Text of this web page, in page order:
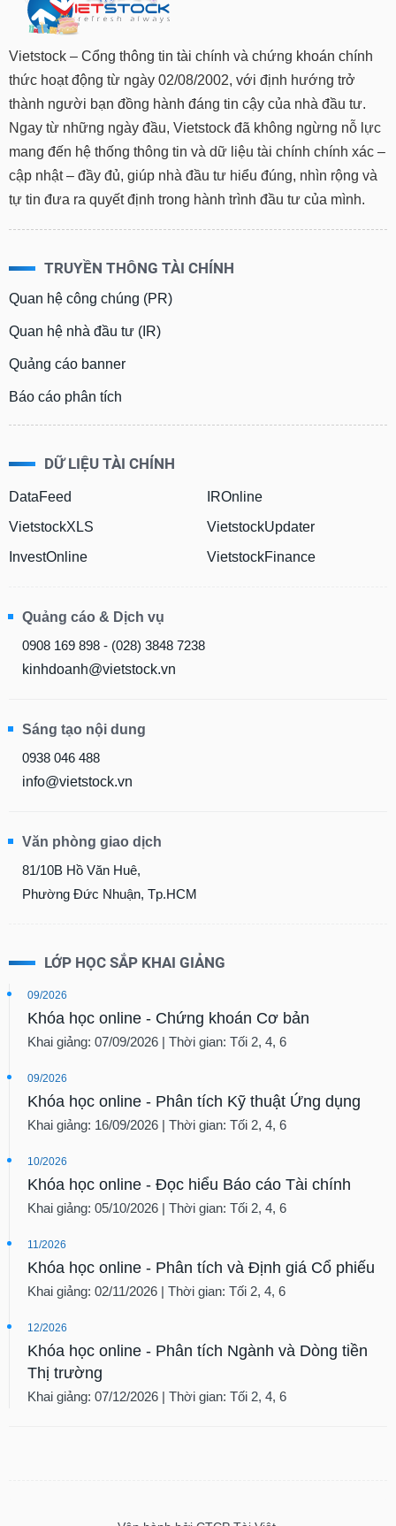
Vietstock – Cổng thông tin tài chính và chứng khoán chính
thức hoạt động từ ngày 02/08/2002, với định hướng trở
thành người bạn đồng hành đáng tin cậy của nhà đầu tư.
Ngay từ những ngày đầu, Vietstock đã không ngừng nỗ lực
mang đến hệ thống thông tin và dữ liệu tài chính chính xác –
cập nhật – đầy đủ, giúp nhà đầu tư hiểu đúng, nhìn rộng và
tự tin đưa ra quyết định trong hành trình đầu tư của mình.
TRUYỀN THÔNG TÀI CHÍNH
Quan hệ công chúng (PR)
Quan hệ nhà đầu tư (IR)
Quảng cáo banner
Báo cáo phân tích
DỮ LIỆU TÀI CHÍNH
DataFeed
VietstockXLS
InvestOnline
IROnline
VietstockUpdater
VietstockFinance
Quảng cáo & Dịch vụ
0908 169 898 - (028) 3848 7238
kinhdoanh@vietstock.vn
Sáng tạo nội dung
0938 046 488
info@vietstock.vn
Văn phòng giao dịch
81/10B Hồ Văn Huê,
Phường Đức Nhuận, Tp.HCM
LỚP HỌC SẮP KHAI GIẢNG
09/2026
Khóa học online - Chứng khoán Cơ bản
Khai giảng: 07/09/2026 | Thời gian: Tối 2, 4, 6
09/2026
Khóa học online - Phân tích Kỹ thuật Ứng dụng
Khai giảng: 16/09/2026 | Thời gian: Tối 2, 4, 6
10/2026
Khóa học online - Đọc hiểu Báo cáo Tài chính
Khai giảng: 05/10/2026 | Thời gian: Tối 2, 4, 6
11/2026
Khóa học online - Phân tích và Định giá Cổ phiếu
Khai giảng: 02/11/2026 | Thời gian: Tối 2, 4, 6
12/2026
Khóa học online - Phân tích Ngành và Dòng tiền
Thị trường
Khai giảng: 07/12/2026 | Thời gian: Tối 2, 4, 6